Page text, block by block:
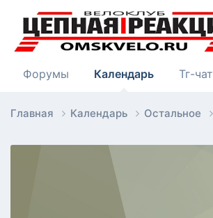
Форумы Календарь Тг-чат
Главная Календарь Остальное